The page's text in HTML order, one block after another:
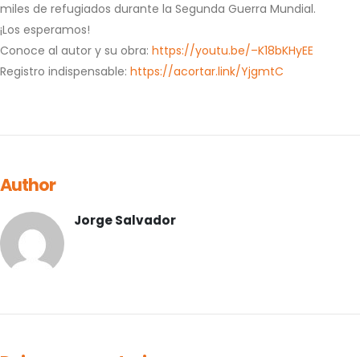
miles de refugiados durante la Segunda Guerra Mundial.
¡Los esperamos!
Conoce al autor y su obra: https://youtu.be/–K18bKHyEE
Registro indispensable: https://acortar.link/YjgmtC
Author
Jorge Salvador